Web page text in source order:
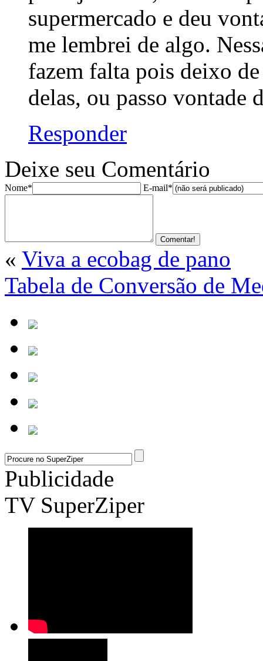
supermercado e deu
me lembrei de algo.
fazem falta pois deixo
delas, ou passo vontade
Responder
Deixe seu Comentário
Nome* E-mail*
« Viva a ecobag de pano
Tabela de Conversão de
Publicidade
TV SuperZiper